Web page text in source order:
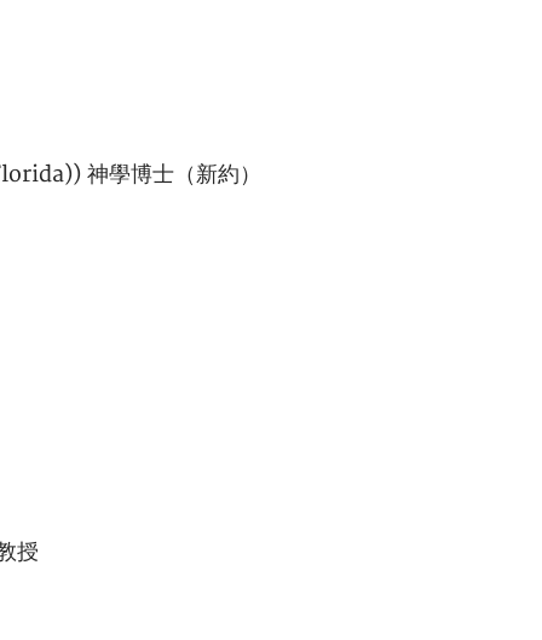
神學博士（新約）
授